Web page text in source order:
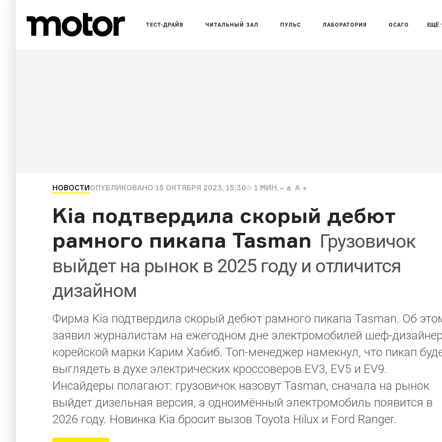
ЕЩЁ
ТЕСТ-ДРАЙВ ЧИТАЛЬНЫЙ ЗАЛ ПУЛЬС ЛАБОРАТОРИЯ ОСАГО
НОВОСТИОПУБЛИКОВАНО 15 ОКТЯБРЯ 2023, 15:30 1 МИН. a A
Kia подтвердила скорый дебют
рамного пикапа Tasman Грузовичок
выйдет на рынок в 2025 году и отличится
дизайном
Фирма Kia подтвердила скорый дебют рамного пикапа Tasman. Об
заявил журналистам на ежегодном дне электромобилей шеф-дизайнер
корейской марки Карим Хабиб. Топ-менеджер намекнул, что пикап
выглядеть в духе электрических кроссоверов EV3, EV5 и EV9.
Инсайдеры полагают: грузовичок назовут Tasman, сначала на рынок
выйдет дизельная версия, а одноимённый электромобиль появится в
2026 году. Новинка Kia бросит вызов Toyota Hilux и Ford Ranger.